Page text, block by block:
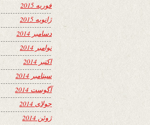
فوریه 2015
ژانویه 2015
دسامبر 2014
نوامبر 2014
اکتبر 2014
سپتامبر 2014
آگوست 2014
جولای 2014
ژوئن 2014